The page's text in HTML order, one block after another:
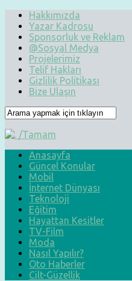
Hakkımızda
Yazar Kadrosu
Sponsorluk ve Reklam
@Sosyal Medya
Projelerimiz
Telif Hakları
Gizlilik Politikası
Bize Ulaşın
Anasayfa
Güncel Konular
Mobil
İnternet Dünyası
Teknoloji
Eğitim
Hayattan Kesitler
TV-Film
Moda
Nasıl Yapılır?
Oto Haberler
Cilt-Güzellik